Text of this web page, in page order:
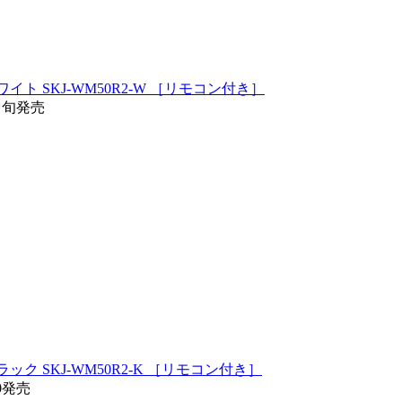
イト SKJ-WM50R2-W ［リモコン付き］
発売
ック SKJ-WM50R2-K ［リモコン付き］
売